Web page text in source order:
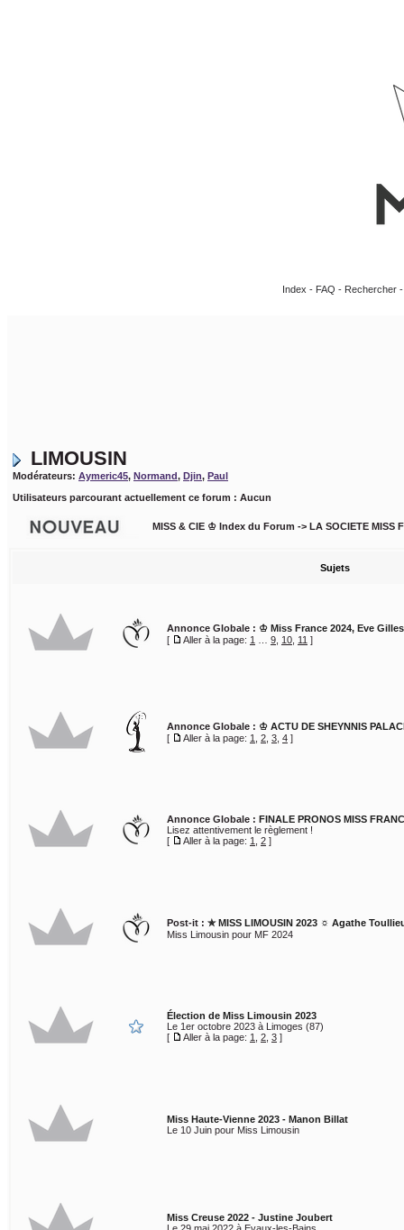
Index - FAQ - Rechercher
LIMOUSIN
Modérateurs: Aymeric45, Normand, Djin, Paul
Utilisateurs parcourant actuellement ce forum : Aucun
MISS & CIE ♔ Index du Forum -> LA SOCIETE MISS
Sujets
Annonce Globale : ♔ Miss France 2024, Eve
[
Aller à la page: 1 9 10 11 ]
Annonce Globale : ♔ ACTU DE SHEYNNIS
[
Aller à la page: 1 2 3 4 ]
Annonce Globale : FINALE PRONOS MISS
Lisez attentivement le règlement !
[
Aller à la page: 1 2 ]
Post-it : ✯ MISS LIMOUSIN 2023 ☼ Agathe
Miss Limousin pour MF 2024
Élection de Miss Limousin 2023
Le 1er octobre 2023 à Limoges (87)
[
Aller à la page: 1 2 3 ]
Miss Haute-Vienne 2023 - Manon Billat
Le 10 Juin pour Miss Limousin
Miss Creuse 2022 - Justine Joubert